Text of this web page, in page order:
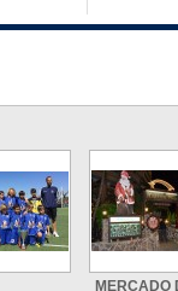
MERCADO